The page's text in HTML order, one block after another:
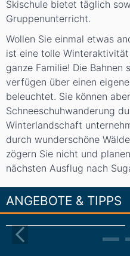
Skischule bietet täglich
Gruppenunterricht.
Wollen Sie einmal etwas
ist eine tolle
ganze Familie! Die
verfügen über einen
beleuchtet. Sie können
Schneeschuhwanderung
Winterlandschaft
durch wunderschöne
zögern Sie nicht und
nächsten Ausflug nach
ANGEBOTE & TIPPS